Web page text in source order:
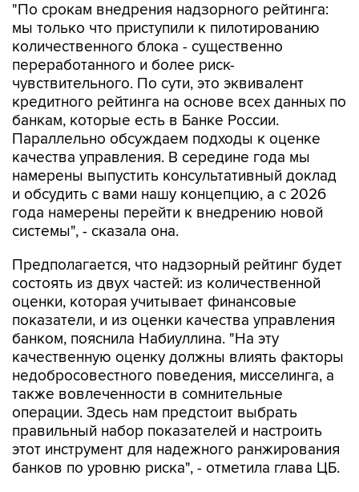
"По срокам внедрения надзорного рейтинга:
мы только что приступили к пилотированию
количественного блока - существенно
переработанного и более риск-
чувствительного. По сути, это эквивалент
кредитного рейтинга на основе всех данных по
банкам, которые есть в Банке России.
Параллельно обсуждаем подходы к оценке
качества управления. В середине года мы
намерены выпустить консультативный доклад
и обсудить с вами нашу концепцию, а с 2026
года намерены перейти к внедрению новой
системы", - сказала она.
Предполагается, что надзорный рейтинг будет
состоять из двух частей: из количественной
оценки, которая учитывает финансовые
показатели, и из оценки качества управления
банком, пояснила Набиуллина. "На эту
качественную оценку должны влиять факторы
недобросовестного поведения, мисселинга, а
также вовлеченности в сомнительные
операции. Здесь нам предстоит выбрать
правильный набор показателей и настроить
этот инструмент для надежного ранжирования
банков по уровню риска", - отметила глава ЦБ.